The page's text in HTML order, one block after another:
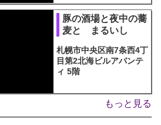
豚の酒場と夜中の蕎
麦と まるいし
札幌市中央区南7条西4丁
目第2北海ビルアバンテ
ィ 5階
もっと見る